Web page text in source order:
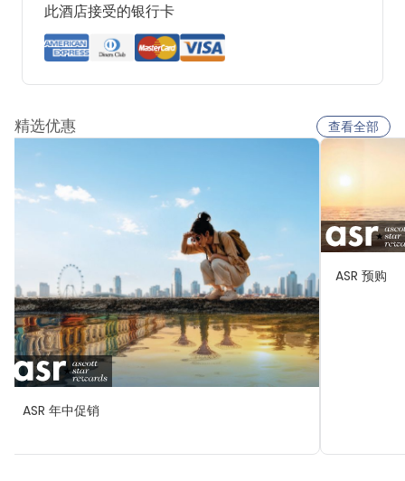
此酒店接受的银行卡
精选优惠 查看全部
ASR 年中促销
ASR 预购